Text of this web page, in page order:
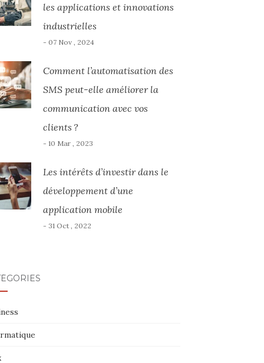
les applications et innovations
industrielles
- 07 Nov , 2024
Comment l’automatisation des
SMS peut-elle améliorer la
communication avec vos
clients ?
- 10 Mar , 2023
Les intérêts d’investir dans le
développement d’une
application mobile
- 31 Oct , 2022